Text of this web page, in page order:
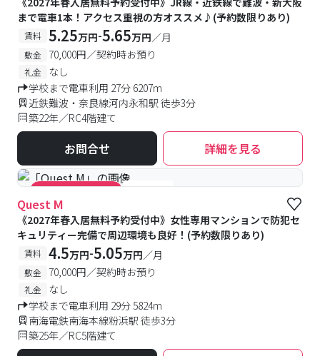
まで電車1本！アクセス重視の方オススメ♪(予約数限りあり)
賃料 5.25万円-5.65万円／月
敷金 70,000円／契約時お預り
礼金
なし
学校まで電車利用 27分 6207m
近鉄難波・奈良線河内永和駅 徒歩3分
築22年／RC4階建て
お問合せ 詳細を見る
#キャンペーン実施中 #女性専用
Quest M
《2027年春入居無料予約受付中》女性専用マンションで防犯セ
キュリティー完備で周辺環境も良好！(予約数限りあり)
賃料 4.5万円-5.05万円／月
敷金 70,000円／契約時お預り
礼金
なし
学校まで電車利用 29分 5824m
南海電鉄南海本線粉浜駅 徒歩3分
築25年／RC5階建て